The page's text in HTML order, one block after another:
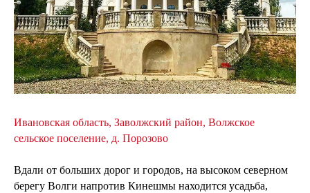
Ивановская область, Заволжский район, Волжское
сельское поселение, д. Порозово
Вдали от больших дорог и городов, на высоком северном
берегу Волги напротив Кинешмы находится усадьба,